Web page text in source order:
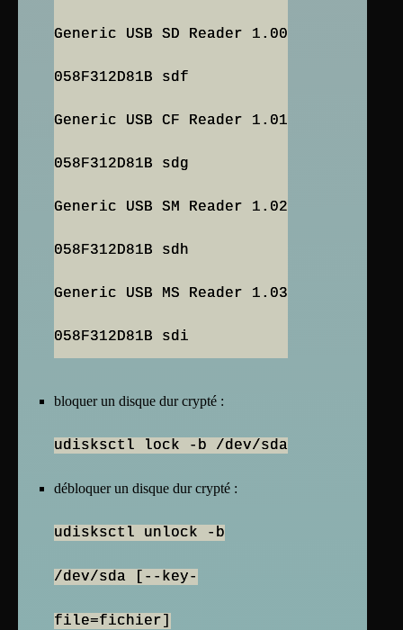
Generic USB SD Reader 1.00
058F312D81B sdf
Generic USB CF Reader 1.01
058F312D81B sdg
Generic USB SM Reader 1.02
058F312D81B sdh
Generic USB MS Reader 1.03
bloquer un disque dur crypté :
udisksctl lock -b /dev/sda
débloquer un disque dur crypté :
udisksctl unlock -b
/dev/sda [--key-
file=fichier]